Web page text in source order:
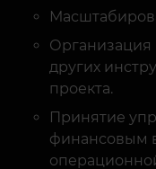
Организация
других
проекта.
Принятие
финансовым